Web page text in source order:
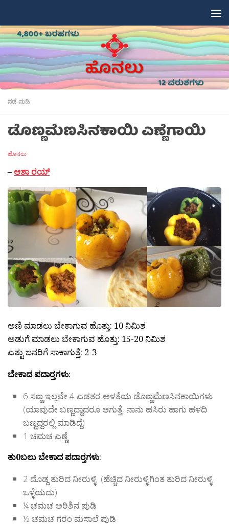
ನಡೆ-ನುಡಿ
ಡೊಣ್ಣಮೆಣಸಿನಕಾಯಿ ಎಣ್ಣೆಗಾಯಿ
ಹೊನಲು
–ಆಶಾ ರಯ್
ಅಣಿ ಮಾಡಲು ಬೇಕಾಗುವ ಹೊತ್ತು: 10 ನಿಮಿಶ
ಅಡುಗೆ ಮಾಡಲು ಬೇಕಾಗುವ ಹೊತ್ತು: 15-20 ನಿಮಿಶ
ಎಶ್ಟು ಜನರಿಗೆ ಸಾಕಾಗುತ್ತೆ: 2-3
ಬೇಕಾದ ಪದಾರ್‍ತಗಳು:
6 ಸಣ್ಣ ಇಲ್ಲವೇ 4 ಎಡತರ ಅಳತೆಯ ಡೊಣ್ಣಮೆಣಸಿನಕಾಯಿಗಳು
(ಯಾವುದೇ ಬಣ್ಣದ್ದಾದರೂ ಆಗುತ್ತೆ, ನಾನು ಹಸಿರು ಹಾಗು ಹಳದಿ
ಬಣ್ಣದ್ದರಲ್ಲಿ ಮಾಡಿದ್ದೆ)
1 ಚಮಚ ಎಣ್ಣೆ
ತು0ಬಲು ಬೇಕಾದ ಪದಾರ್‍ತಗಳು:
2 ದೊಡ್ದ ತುರಿದ ನೀರುಳ್ಳಿ (ಹೆಚ್ಚಿದ ನೀರುಳ್ಳಿಗಿಂತ ತುರಿದ ನೀರುಳ್ಳಿ
ಒಳ್ಳೆಯದು)
¼ ಚಮಚ ಅರಿಶಿನ ಪುಡಿ
½ ಚಮಚ ಗರಂ ಮಸಾಲೆ ಪುಡಿ